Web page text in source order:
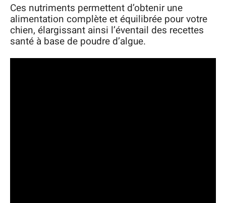
Ces nutriments permettent d’obtenir une
alimentation complète et équilibrée pour votre
chien, élargissant ainsi l’éventail des recettes
santé à base de poudre d’algue.